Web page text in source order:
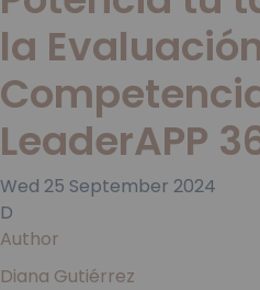
la
LeaderAPP
Wed 25 September 2024
D
Author
Diana Gutiérrez